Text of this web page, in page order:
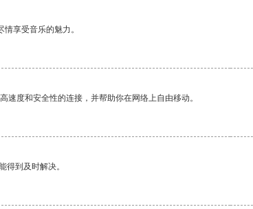
享受音乐的魅力。
速度和安全性的连接，并帮助你在网络上自由移动。
得到及时解决。